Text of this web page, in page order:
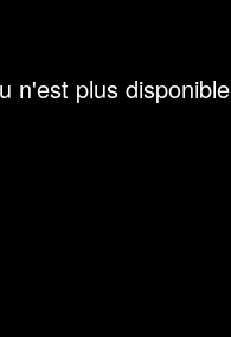
n'est plus disponible